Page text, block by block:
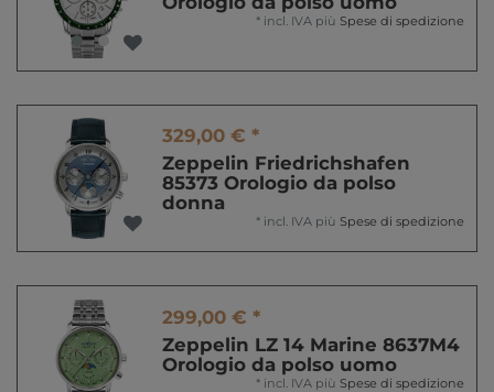
* incl. IVA più Spese di spedizione
329,00 € *
Zeppelin Friedrichshafen
85373 Orologio da polso
donna
* incl. IVA più Spese di spedizione
299,00 € *
Zeppelin LZ 14 Marine 8637M4
Orologio da polso uomo
* incl. IVA più Spese di spedizione